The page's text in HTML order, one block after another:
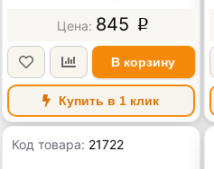
845 p
В корзину
Купить в 1 клик
Код товара: 21722